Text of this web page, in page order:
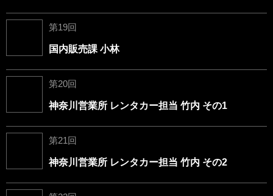
第19回
国内販売課 小林
第20回
神奈川営業所 レンタカー担当 竹内 その1
第21回
神奈川営業所 レンタカー担当 竹内 その2